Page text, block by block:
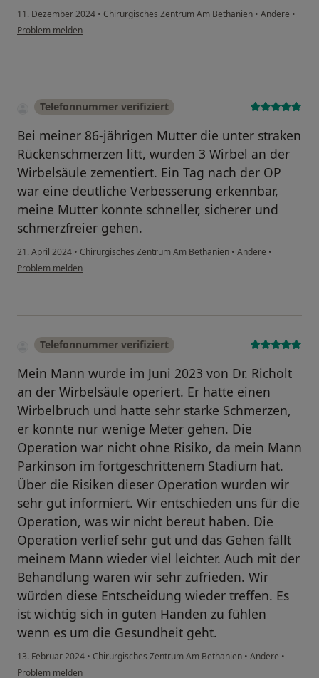
11. Dezember 2024 • Chirurgisches Zentrum Am Bethanien • Andere •
Problem melden
Telefonnummer verifiziert
Bei meiner 86-jährigen Mutter die unter straken
Rückenschmerzen litt, wurden 3 Wirbel an der
Wirbelsäule zementiert. Ein Tag nach der OP
war eine deutliche Verbesserung erkennbar,
meine Mutter konnte schneller, sicherer und
schmerzfreier gehen.
21. April 2024 • Chirurgisches Zentrum Am Bethanien • Andere •
Problem melden
Telefonnummer verifiziert
Mein Mann wurde im Juni 2023 von Dr. Richolt
an der Wirbelsäule operiert. Er hatte einen
Wirbelbruch und hatte sehr starke Schmerzen,
er konnte nur wenige Meter gehen. Die
Operation war nicht ohne Risiko, da mein Mann
Parkinson im fortgeschrittenem Stadium hat.
Über die Risiken dieser Operation wurden wir
sehr gut informiert. Wir entschieden uns für die
Operation, was wir nicht bereut haben. Die
Operation verlief sehr gut und das Gehen fällt
meinem Mann wieder viel leichter. Auch mit der
Behandlung waren wir sehr zufrieden. Wir
würden diese Entscheidung wieder treffen. Es
ist wichtig sich in guten Händen zu fühlen
wenn es um die Gesundheit geht.
13. Februar 2024 • Chirurgisches Zentrum Am Bethanien • Andere •
Problem melden